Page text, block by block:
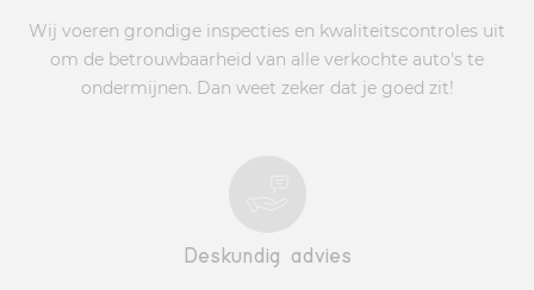
Wij voeren grondige inspecties en kwaliteitscontroles uit
om de betrouwbaarheid van alle verkochte auto's te
ondermijnen. Dan weet zeker dat je goed zit!
Deskundig advies